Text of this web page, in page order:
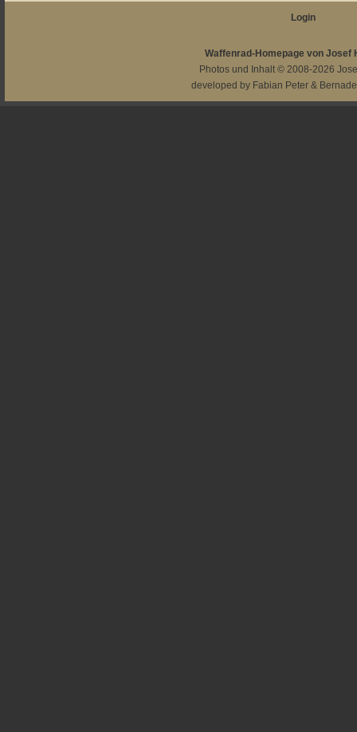
Login
Waffenrad-Homepage von Josef
Photos und Inhalt © 2008-2026
developed by Fabian Peter &